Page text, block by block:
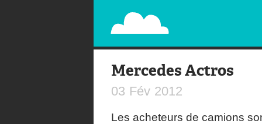
PAPERPLANE
STREET, AMBIENT, GUÉRILLA MARKETING
Mercedes Actros
03 Fév 2012
Les acheteurs de camions